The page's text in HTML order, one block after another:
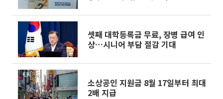
셋째 대학등록금 무료, 장병 급여 인
상…시니어 부담 절감 기대
소상공인 지원금 8월 17일부터 최대
2배 지급